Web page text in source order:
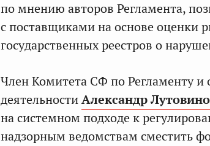
по мнению авторов Регламента,
с поставщиками на основе оценки
государственных реестров о
Член Комитета СФ по Регламенту и
деятельностиАлександр
на системном подходе к
надзорным ведомствам сместить